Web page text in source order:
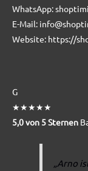
WhatsApp:
E-Mail:
Website: https://
G
★★★★★
5,0 von 5 Sternen
„Arno